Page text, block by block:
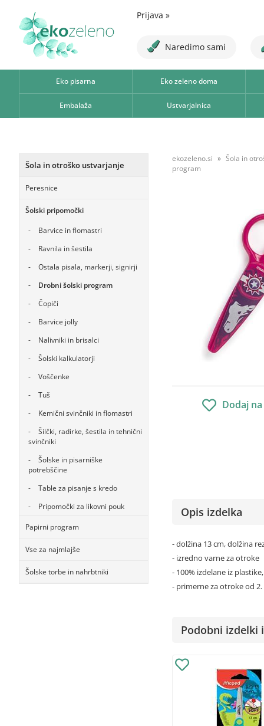
Prijava »
Naredimo sami
Eko pisarna Eko zeleno doma
Embalaža Ustvarjalnica
Šola in otroško ustvarjanje
Peresnice
Šolski pripomočki
Barvice in flomastri
Ravnila in šestila
Ostala pisala, markerji, signirji
Drobni šolski program
Čopiči
Barvice jolly
Nalivniki in brisalci
Šolski kalkulatorji
Voščenke
Tuš
Kemični svinčniki in flomastri
Šilčki, radirke, šestila in tehnični
svinčniki
Šolske in pisarniške
potrebščine
Table za pisanje s kredo
Pripomočki za likovni pouk
Papirni program
Vse za najmlajše
Šolske torbe in nahrbtniki
ekozeleno.si
Šola in
program
Dodaj
Opis izdelka
- dolžina 13 cm, dolžina
- izredno varne za otroke
- 100% izdelane iz
- primerne za otroke od
Podobni izdelki